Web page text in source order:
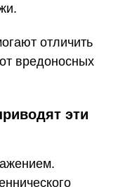
отличить
вредоносных
эти